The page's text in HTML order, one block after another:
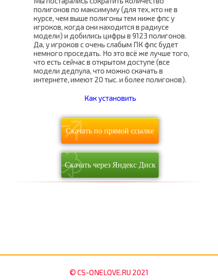
полигонов по максимуму (для тех, кто не в
курсе, чем выше полигоны тем ниже фпс у
игроков, когда они находится в радиусе
модели) и добились цифры в 9123 полигонов.
Да, у игроков с очень слабым ПК фпс будет
немного проседать. Но это всё же лучше того,
что есть сейчас в открытом доступе (все
модели дедпула, что можно скачать в
интернете, имеют 20 тыс. и более полигонов).
Как установить
Скачать по прямой ссылке
Скачать через Яндекс Диск
© CS-ONELOVE.RU 2021